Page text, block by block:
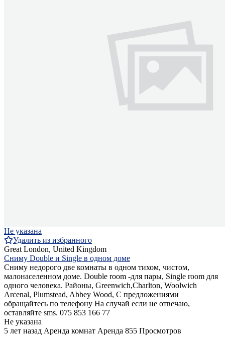
Не указана
Удалить из избранного
Great London, United Kingdom
Сниму Double и Single в одном доме
Сниму недорого две комнаты в одном тихом, чистом,
малонаселенном доме. Double room -для пары, Single room для
одного человека. Районы, Greenwich,Charlton, Woolwich
Arcenal, Plumstead, Abbey Wood, С предложениями
обращайтесь по телефону На случай если не отвечаю,
оставляйте sms. 075 853 166 77
Не указана
5 лет назад Аренда комнат Аренда 855 Просмотров